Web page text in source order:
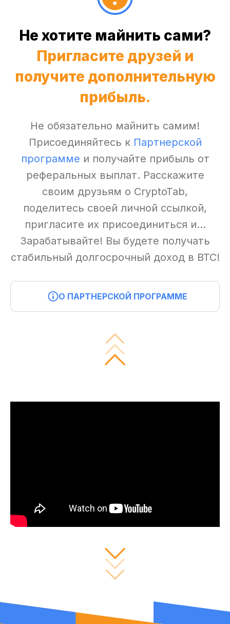
Не хотите майнить сами?
Пригласите друзей и
получите дополнительную
прибыль.
Не обязательно майнить самим!
Присоединяйтесь к Партнерской
программе и получайте прибыль от
реферальных выплат. Расскажите
своим друзьям о CryptoTab,
поделитесь своей личной ссылкой,
пригласите их присоединиться и...
Зарабатывайте! Вы будете получать
стабильный долгосрочный доход в BTC!
О ПАРТНЕРСКОЙ ПРОГРАММЕ